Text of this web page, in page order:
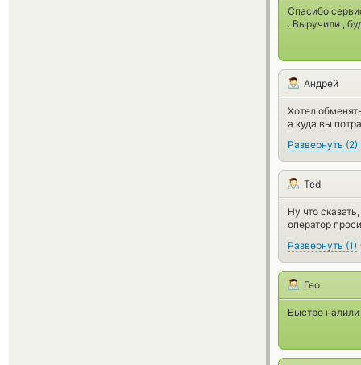
Спасибо
. Выручили ,
Андрей
Хотел
а куда вы
Развернуть (2)
Ted
Ну что
оператор
Развернуть (1)
Гео
Быстро налили